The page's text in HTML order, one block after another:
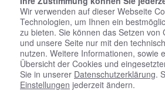
Wir verwenden auf dieser Webseite
Technologien, um Ihnen ein
zu bieten. Sie können das Setzen von
und unsere Seite nur mit den
nutzen. Weitere Informationen, sowie
Übersicht der Cookies und
Sie in unserer Datenschutzerklärung.
Einstellungen jederzeit ändern.